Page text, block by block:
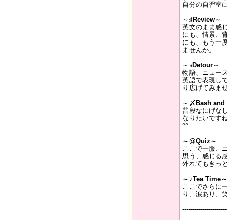
自分の自習室
～♯Review～
英文のまま感
にも、情景、
にも、もう一
ませんか。
～ ♭Detour～
物語、ニュー
英語で表現し
り広げてみま
～ 〆Bash
普段なにげな
なりたいです
^^
～@Quiz～
ここで一服、
思う、感じる
外れてもきっ
～ ♪Tea Time～
ここでさらに
り、涙あり、